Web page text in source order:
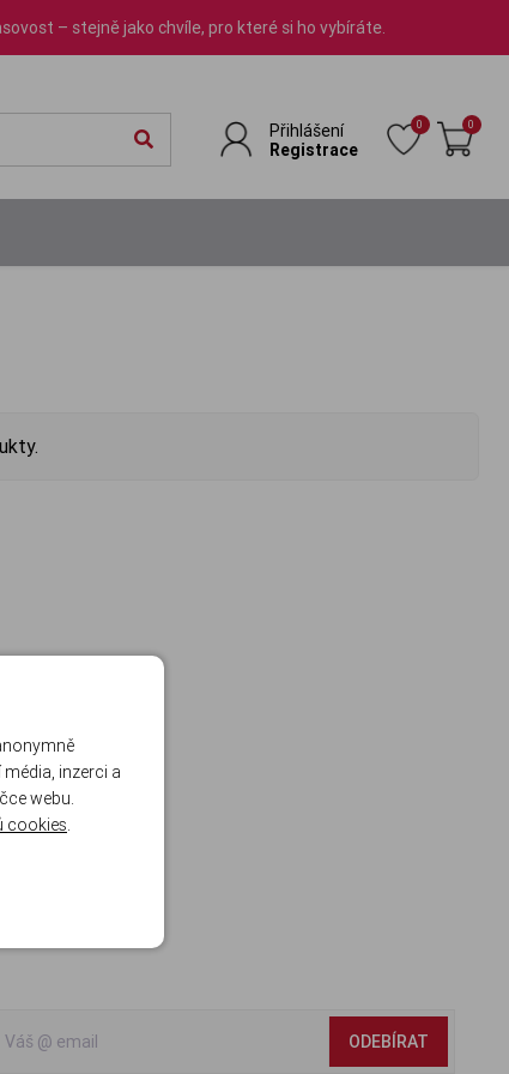
– stejně jako chvíle, pro které si ho vybíráte.
Přihlášení
Registrace
0 0
ODEBÍRAT
inzerci a
webu.
cookies